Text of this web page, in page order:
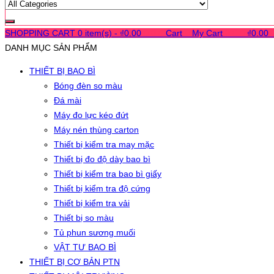
SHOPPING CART 0 item(s) - ₫0.00 Cart My Cart ₫0.00
DANH MỤC SẢN PHẨM
THIẾT BỊ BAO BÌ
Bóng đèn so màu
Đá mài
Máy đo lực kéo đứt
Máy nén thùng carton
Thiết bị kiểm tra may mặc
Thiết bị đo độ dày bao bì
Thiết bị kiểm tra bao bì giấy
Thiết bị kiểm tra độ cứng
Thiết bị kiểm tra vải
Thiết bị so màu
Tủ phun sương muối
VẬT TƯ BAO BÌ
THIẾT BỊ CƠ BẢN PTN